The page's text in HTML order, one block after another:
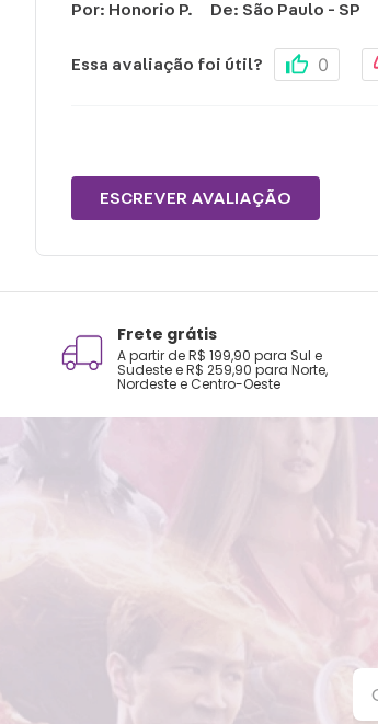
Por: Honorio P. De: São Paulo - SP
Essa avaliação foi útil? 0
ESCREVER AVALIAÇÃO
Frete grátis
A partir de R$ 199,90 para Sul e
Sudeste e R$ 259,90 para Norte,
Nordeste e Centro-Oeste